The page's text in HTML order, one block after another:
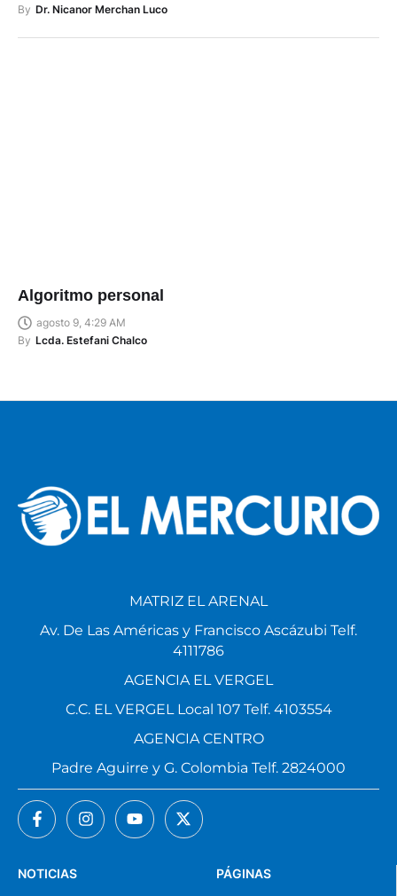
By Dr. Nicanor Merchan Luco
Algoritmo personal
agosto 9, 4:29 AM
By Lcda. Estefani Chalco
PÁGINAS
NOTICIAS
MATRIZ EL ARENAL
Av. De Las Américas y Francisco Ascázubi Telf.
4111786
AGENCIA EL VERGEL
C.C. EL VERGEL Local 107 Telf. 4103554
AGENCIA CENTRO
Padre Aguirre y G. Colombia Telf. 2824000